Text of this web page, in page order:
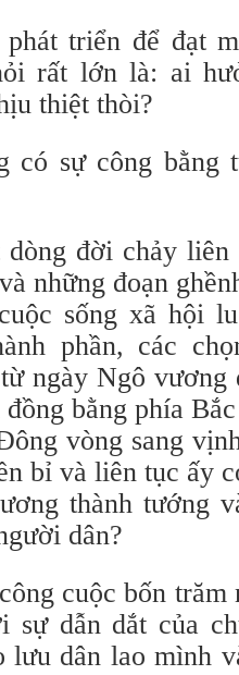
triển để đạt
rất lớn là: ai
thiệt thòi?
có sự công
đời chảy liên
những đoạn
sống xã hội
phần, các
ngày Ngô
bằng phía
vòng sang
bỉ và liên tục ấy
thành tướng
dân?
cuộc bốn
sự dẫn dắt của
lưu dân lao mình